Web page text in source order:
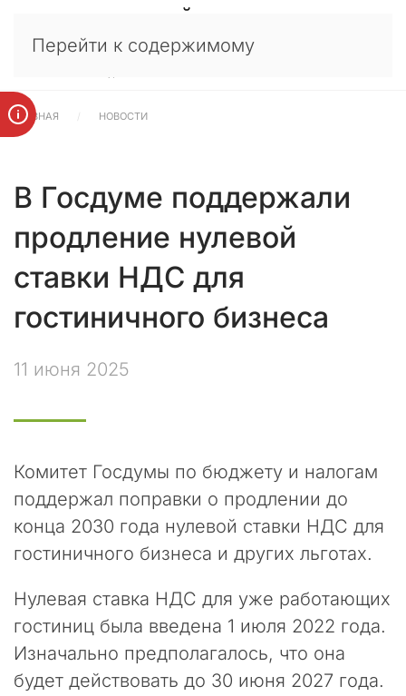
Перейти к содержимому
ГЛАВНАЯ НОВОСТИ
В Госдуме поддержали
продление нулевой
ставки НДС для
гостиничного бизнеса
11 июня 2025
Комитет Госдумы по бюджету и налогам
поддержал поправки о продлении до
конца 2030 года нулевой ставки НДС для
гостиничного бизнеса и других льготах.
Нулевая ставка НДС для уже работающих
гостиниц была введена 1 июля 2022 года.
Изначально предполагалось, что она
будет действовать до 30 июня 2027 года.
×
в
е
к
и
е
н
т
ы
п
т
е
ы
и
к
л
е
г
и
!